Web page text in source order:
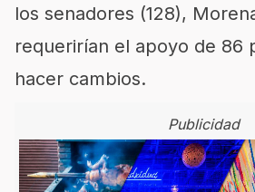
los senadores (128),
requerirían el apoyo de 86
hacer cambios.
Publicidad